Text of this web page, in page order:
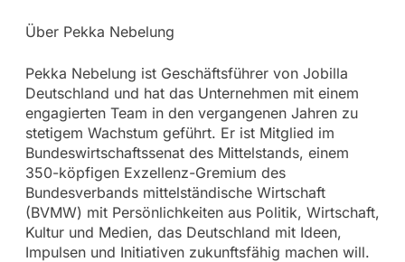
Über Pekka Nebelung
Pekka Nebelung ist Geschäftsführer von Jobilla
Deutschland und hat das Unternehmen mit einem
engagierten Team in den vergangenen Jahren zu
stetigem Wachstum geführt. Er ist Mitglied im
Bundeswirtschaftssenat des Mittelstands, einem
350-köpfigen Exzellenz-Gremium des
Bundesverbands mittelständische Wirtschaft
(BVMW) mit Persönlichkeiten aus Politik, Wirtschaft,
Kultur und Medien, das Deutschland mit Ideen,
Impulsen und Initiativen zukunftsfähig machen will.